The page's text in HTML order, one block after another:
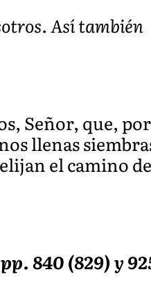
Así también
Señor, que,
llenas
el camino de
840 (829) y